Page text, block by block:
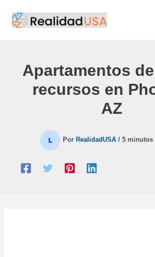
contenido
Apartamentos
recursos en
AZ
Por RealidadUSA / 5 minutos